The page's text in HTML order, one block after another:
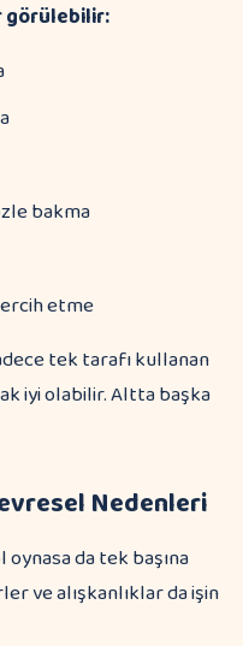
görülebilir:
bakma
etme
tek tarafı kullanan
iyi olabilir. Altta başka
Nedenleri
da tek başına
ve alışkanlıklar da işin